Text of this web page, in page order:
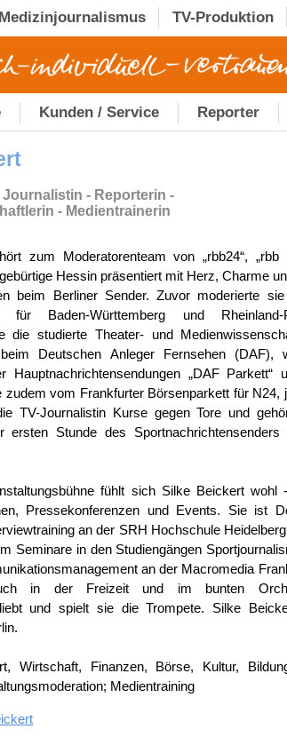
Medizinjournalismus TV-Produktion
Kunden / Service Reporter
Journalistin - Reporterin -
- Medientrainerin
zum Moderatorenteam von „rbb24“, „rbb
Hessin präsentiert mit Herz, Charme
beim Berliner Sender. Zuvor moderierte
für Baden-Württemberg und
die studierte Theater- und
Deutschen Anleger Fernsehen (DAF),
Hauptnachrichtensendungen „DAF Parkett“
zudem vom Frankfurter Börsenparkett für N24,
TV-Journalistin Kurse gegen Tore und
ersten Stunde des
fühlt sich Silke Beickert wohl
Pressekonferenzen und Events. Sie ist
an der SRH Hochschule
Seminare in den Studiengängen
an der Macromedia
in der Freizeit und im bunten
und spielt sie die Trompete. Silke
Wirtschaft, Finanzen, Börse, Kultur,
Medientraining